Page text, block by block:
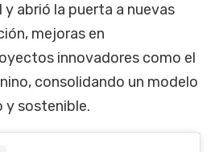
abrió la puerta a nuevas
mejoras en
innovadores como el
consolidando un modelo
y sostenible.